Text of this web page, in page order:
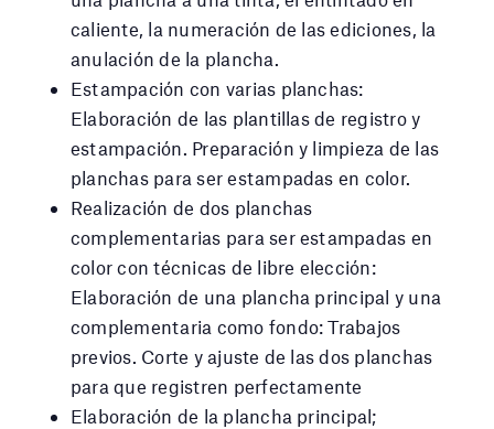
caliente, la numeración de las ediciones, la
anulación de la plancha.
Estampación con varias planchas:
Elaboración de las plantillas de registro y
estampación. Preparación y limpieza de las
planchas para ser estampadas en color.
Realización de dos planchas
complementarias para ser estampadas en
color con técnicas de libre elección:
Elaboración de una plancha principal y una
complementaria como fondo: Trabajos
previos. Corte y ajuste de las dos planchas
para que registren perfectamente
Elaboración de la plancha principal;